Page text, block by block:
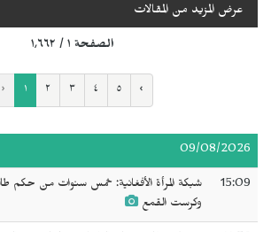
عرض المزيد من المقالات
الصفحة ١ / ١٬٦٦٢
‹ ١ ٢ ٣ ٤ ٥ ›
09/08/2026
15:09
شبكة المرأة الأفغانية: خمس سنوات من حكم
وكرست القمع